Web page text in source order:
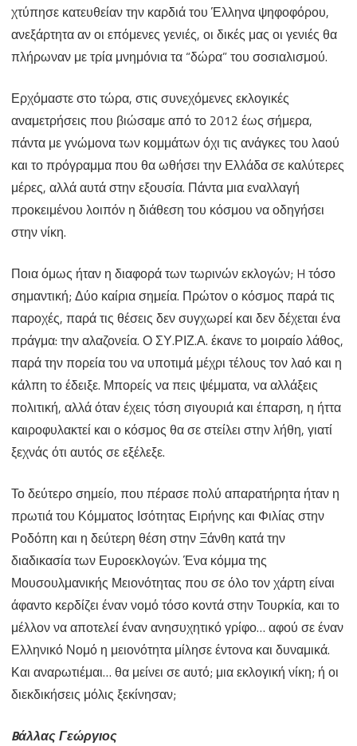
χτύπησε κατευθείαν την καρδιά του Έλληνα ψηφοφόρου,
ανεξάρτητα αν οι επόμενες γενιές, οι δικές μας οι γενιές θα
πλήρωναν με τρία μνημόνια τα “δώρα” του σοσιαλισμού.
Ερχόμαστε στο τώρα, στις συνεχόμενες εκλογικές
αναμετρήσεις που βιώσαμε από το 2012 έως σήμερα,
πάντα με γνώμονα των κομμάτων όχι τις ανάγκες του λαού
και το πρόγραμμα που θα ωθήσει την Ελλάδα σε καλύτερες
μέρες, αλλά αυτά στην εξουσία. Πάντα μια εναλλαγή
προκειμένου λοιπόν η διάθεση του κόσμου να οδηγήσει
στην νίκη.
Ποια όμως ήταν η διαφορά των τωρινών εκλογών; H τόσο
σημαντική; Δύο καίρια σημεία. Πρώτον ο κόσμος παρά τις
παροχές, παρά τις θέσεις δεν συγχωρεί και δεν δέχεται ένα
πράγμα: την αλαζονεία. Ο ΣΥ.ΡΙΖ.Α. έκανε το μοιραίο λάθος,
παρά την πορεία του να υποτιμά μέχρι τέλους τον λαό και η
κάλπη το έδειξε. Μπορείς να πεις ψέμματα, να αλλάξεις
πολιτική, αλλά όταν έχεις τόση σιγουριά και έπαρση, η ήττα
καιροφυλακτεί και ο κόσμος θα σε στείλει στην λήθη, γιατί
ξεχνάς ότι αυτός σε εξέλεξε.
Το δεύτερο σημείο, που πέρασε πολύ απαρατήρητα ήταν η
πρωτιά του Κόμματος Ισότητας Ειρήνης και Φιλίας στην
Ροδόπη και η δεύτερη θέση στην Ξάνθη κατά την
διαδικασία των Ευροεκλογών. Ένα κόμμα της
Μουσουλμανικής Μειονότητας που σε όλο τον χάρτη είναι
άφαντο κερδίζει έναν νομό τόσο κοντά στην Τουρκία, και το
μέλλον να αποτελεί έναν ανησυχητικό γρίφο… αφού σε έναν
Ελληνικό Νομό η μειονότητα μίλησε έντονα και δυναμικά.
Και αναρωτιέμαι… θα μείνει σε αυτό; μια εκλογική νίκη; ή οι
διεκδικήσεις μόλις ξεκίνησαν;
Bάλλας Γεώργιος